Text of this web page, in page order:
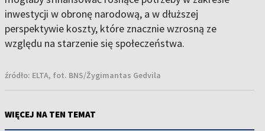
inwestycji w obronę narodową, a w dłuższej
perspektywie koszty, które znacznie wzrosną ze
względu na starzenie się społeczeństwa.
źródło: ELTA, fot. BNS/Žygimantas Gedvila
WIĘCEJ NA TEN TEMAT